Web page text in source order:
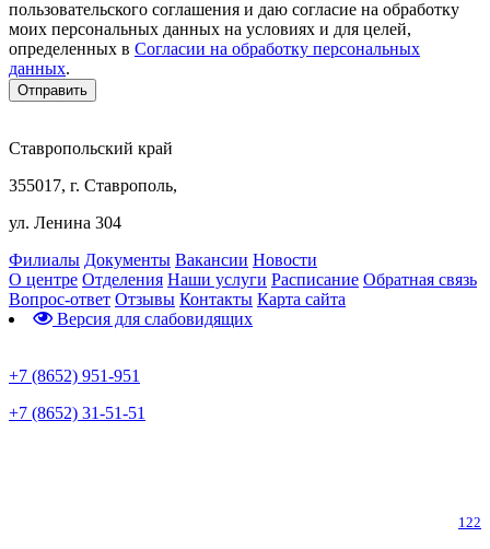
пользовательского соглашения и даю согласие на обработку
моих персональных данных на условиях и для целей,
определенных в Согласии на обработку персональных
данных.
Ставропольский край
355017, г. Ставрополь,
ул. Ленина 304
Филиалы Документы Вакансии Новости
О центре Отделения Наши услуги Расписание Обратная связь
Вопрос-ответ Отзывы Контакты Карта сайта
Версия для слабовидящих
+7 (8652) 951-951
+7 (8652) 31-51-51
122